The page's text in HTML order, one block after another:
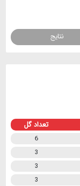
نتایج
تعداد گل
6
3
3
3